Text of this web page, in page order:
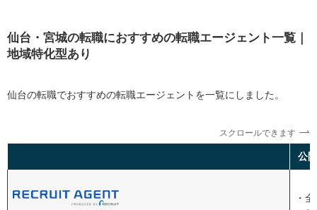
仙台・宮城の転職におすすめの大手転職エージェント５
選
マイナビ転職エージェント｜初めての転職におすす
doda|自分のペースで応募することも可能
仙台に特化したおすすめ転職エージェント2選
仙台・宮城の転職におすすめの転職エージェント一覧｜
地域特化型あり
仙台の転職でおすすめの転職エージェントを一覧にしました。
スクロールできます
公
・